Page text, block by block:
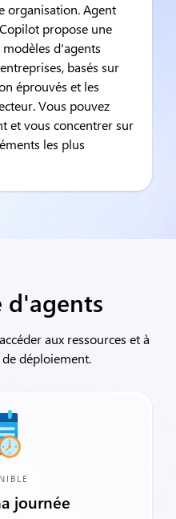
organisation. Agent
propose une
d'agents
basés sur
éprouvés et les
Vous pouvez
et vous concentrer sur
les plus
d'agents
aux ressources et à
déploiement.
journée